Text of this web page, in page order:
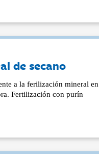
de secano
a la ferilización mineral en
Fertilización con purín